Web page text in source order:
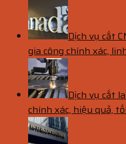
Dịch vụ cắt
gia công chính xác,
Dịch vụ cắt
chính xác, hiệu quả,